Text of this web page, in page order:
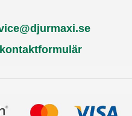
kontaktformulär